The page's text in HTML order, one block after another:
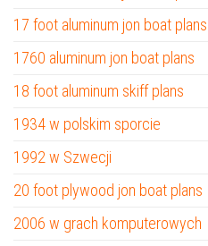
17 foot aluminum jon boat plans
1760 aluminum jon boat plans
18 foot aluminum skiff plans
1934 w polskim sporcie
1992 w Szwecji
20 foot plywood jon boat plans
2006 w grach komputerowych